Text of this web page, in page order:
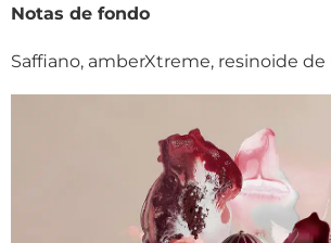
Notas de fondo
Saffiano, amberXtreme, resinoide de